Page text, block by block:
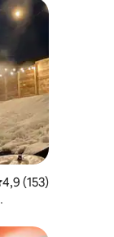
av 5 i
4,9 (153)